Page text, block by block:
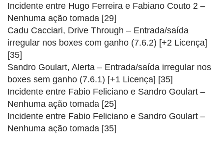
Incidente entre Hugo Ferreira e Fabiano Couto 2 –
Nenhuma ação tomada [29]
Cadu Cacciari, Drive Through – Entrada/saída
irregular nos boxes com ganho (7.6.2) [+2 Licença]
[35]
Sandro Goulart, Alerta – Entrada/saída irregular nos
boxes sem ganho (7.6.1) [+1 Licença] [35]
Incidente entre Fabio Feliciano e Sandro Goulart –
Nenhuma ação tomada [25]
Incidente entre Fabio Feliciano e Sandro Goulart –
Nenhuma ação tomada [35]